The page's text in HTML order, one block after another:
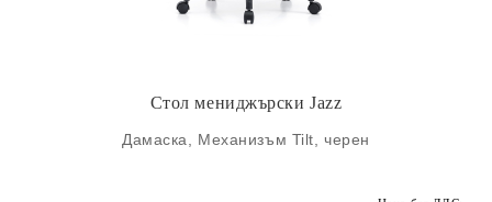
Стол мениджърски Jazz
Дамаска, Механизъм Tilt, черен